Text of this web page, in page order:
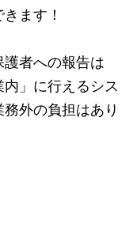
ます！
護者への報告は
内」に行えるシス
外の負担はあり